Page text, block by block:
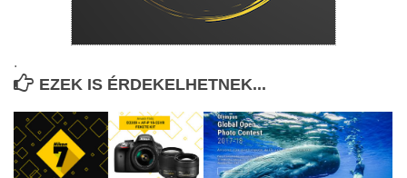
.
EZEK IS ÉRDEKELHETNEK...